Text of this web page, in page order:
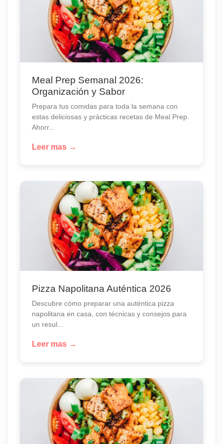
Meal Prep Semanal 2026:
Organización y Sabor
Prepara tus comidas para toda la semana con
estas deliciosas y prácticas recetas de Meal Prep.
Ahorr...
Leer mas →
Pizza Napolitana Auténtica 2026
Descubre cómo preparar una auténtica pizza
napolitana en casa, con técnicas y consejos para
un resul...
Leer mas →